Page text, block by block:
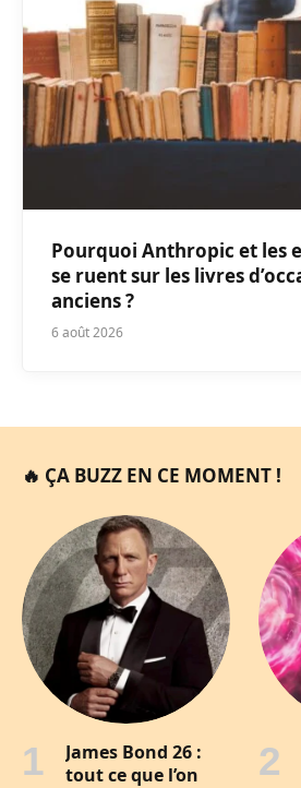
Pourquoi Anthropic et les
se ruent sur les livres
anciens ?
6 août 2026
🔥 ÇA BUZZ EN CE MOMENT !
James Bond 26 :
tout ce que l’on